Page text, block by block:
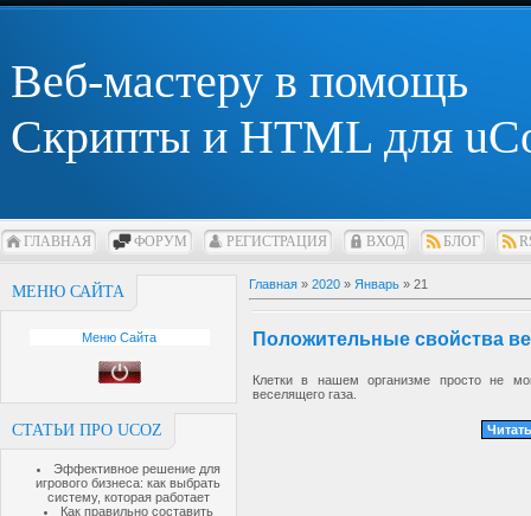
Веб-мастеру в помощь
Скрипты и HTML для
ГЛАВНАЯ ФОРУМ РЕГИСТРАЦИЯ ВХОД БЛОГ
МЕНЮ САЙТА
Меню Сайта
СТАТЬИ ПРО UCOZ
Эффективное решение для
игрового бизнеса: как выбрать
систему, которая работает
Как правильно составить
Главная » 2020 » Январь » 21
Положительные свойства
Клетки в нашем организме просто не
веселящего газа.